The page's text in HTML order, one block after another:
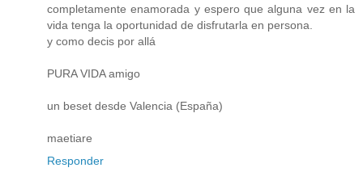
completamente enamorada y espero que alguna vez en la
vida tenga la oportunidad de disfrutarla en persona.
y como decis por allá
PURA VIDA amigo
un beset desde Valencia (España)
maetiare
Responder